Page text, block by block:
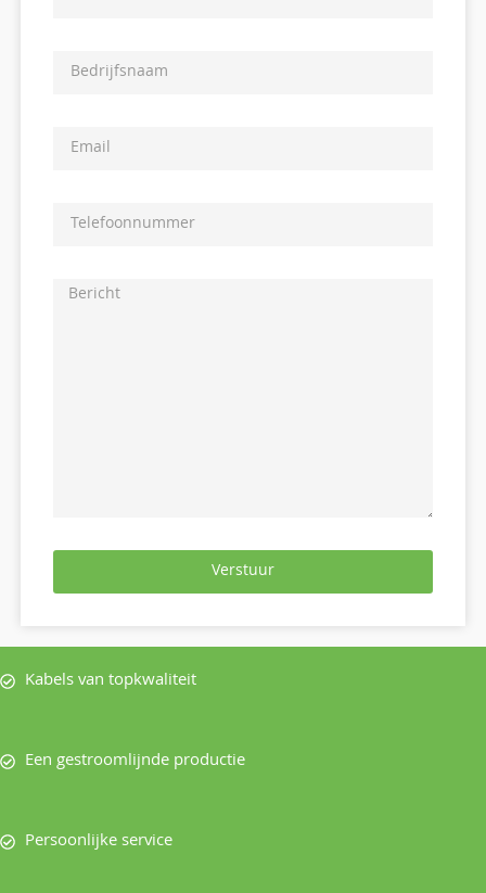
Verstuur
Kabels van topkwaliteit
Een gestroomlijnde productie
Persoonlijke service